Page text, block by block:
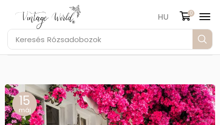
Keresés Rózsadobozok
HU 0
15
máj